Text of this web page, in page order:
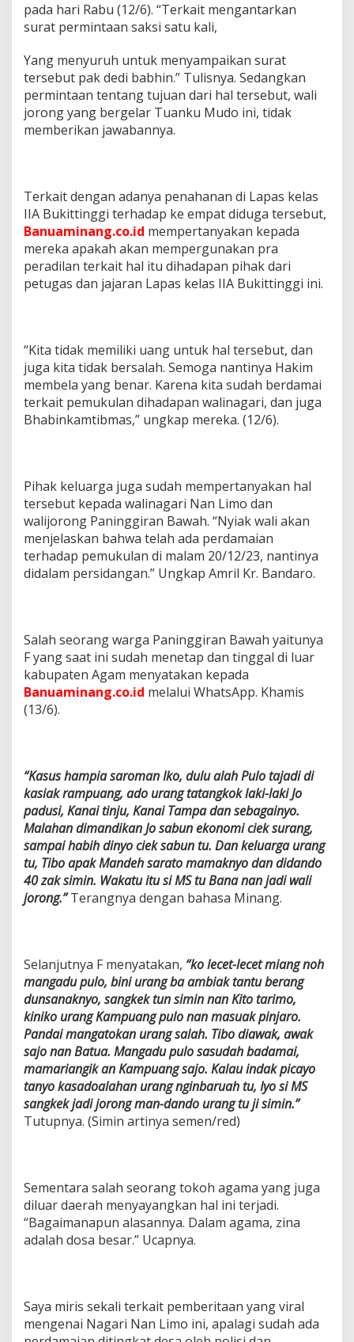
pada hari Rabu (12/6). “Terkait mengantarkan
surat permintaan saksi satu kali,
Yang menyuruh untuk menyampaikan surat
tersebut pak dedi babhin.” Tulisnya. Sedangkan
permintaan tentang tujuan dari hal tersebut, wali
jorong yang bergelar Tuanku Mudo ini, tidak
memberikan jawabannya.
Terkait dengan adanya penahanan di Lapas kelas
IIA Bukittinggi terhadap ke empat diduga tersebut,
Banuaminang.co.id mempertanyakan kepada
mereka apakah akan mempergunakan pra
peradilan terkait hal itu dihadapan pihak dari
petugas dan jajaran Lapas kelas IIA Bukittinggi ini.
“Kita tidak memiliki uang untuk hal tersebut, dan
juga kita tidak bersalah. Semoga nantinya Hakim
membela yang benar. Karena kita sudah berdamai
terkait pemukulan dihadapan walinagari, dan juga
Bhabinkamtibmas,” ungkap mereka. (12/6).
Pihak keluarga juga sudah mempertanyakan hal
tersebut kepada walinagari Nan Limo dan
walijorong Paninggiran Bawah. “Nyiak wali akan
menjelaskan bahwa telah ada perdamaian
terhadap pemukulan di malam 20/12/23, nantinya
didalam persidangan.” Ungkap Amril Kr. Bandaro.
Salah seorang warga Paninggiran Bawah yaitunya
F yang saat ini sudah menetap dan tinggal di luar
kabupaten Agam menyatakan kepada
Banuaminang.co.id melalui WhatsApp. Khamis
(13/6).
“Kasus hampia saroman Iko, dulu alah Pulo tajadi di
kasiak rampuang, ado urang tatangkok laki-laki Jo
padusi, Kanai tinju, Kanai Tampa dan sebagainyo.
Malahan dimandikan Jo sabun ekonomi ciek surang,
sampai habih dinyo ciek sabun tu. Dan keluarga urang
tu, Tibo apak Mandeh sarato mamaknyo dan didando
40 zak simin. Wakatu itu si MS tu Bana nan jadi wali
jorong.”Terangnya dengan bahasa Minang.
Selanjutnya F menyatakan, “ko lecet-lecet miang noh
mangadu pulo, bini urang ba ambiak tantu berang
dunsanaknyo, sangkek tun simin nan Kito tarimo,
kiniko urang Kampuang pulo nan masuak pinjaro.
Pandai mangatokan urang salah. Tibo diawak, awak
sajo nan Batua. Mangadu pulo sasudah badamai,
mamariangik an Kampuang sajo. Kalau indak picayo
tanyo kasadoalahan urang nginbaruah tu, Iyo si MS
sangkek jadi jorong man-dando urang tu ji simin.”
Tutupnya. (Simin artinya semen/red)
Sementara salah seorang tokoh agama yang juga
diluar daerah menyayangkan hal ini terjadi.
“Bagaimanapun alasannya. Dalam agama, zina
adalah dosa besar.” Ucapnya.
Saya miris sekali terkait pemberitaan yang viral
mengenai Nagari Nan Limo ini, apalagi sudah ada